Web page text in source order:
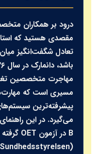
درود بر همکاران متخصص
مقصدی هستید که
تعادل شگفت‌انگیز میان
مسیری است که مهارت‌های
پیشرفته‌ترین سیستم‌های
می‌گیرد. در این راهنمای